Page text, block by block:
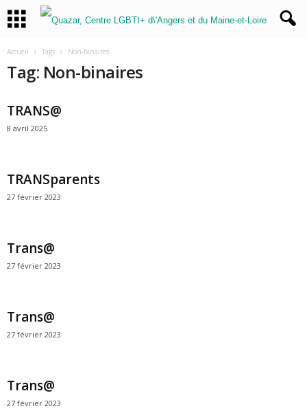
Accueil Tags Non-binaires
Tag: Non-binaires
TRANS@
8 avril 2025
TRANSparents
27 février 2023
Trans@
27 février 2023
Trans@
27 février 2023
Trans@
27 février 2023